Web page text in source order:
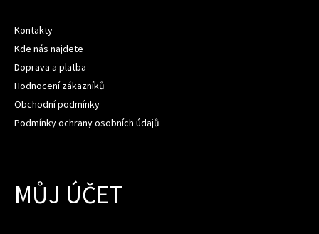
Kontakty
Kde nás najdete
Doprava a platba
Hodnocení zákazníků
Obchodní podmínky
Podmínky ochrany osobních údajů
MŮJ ÚČET